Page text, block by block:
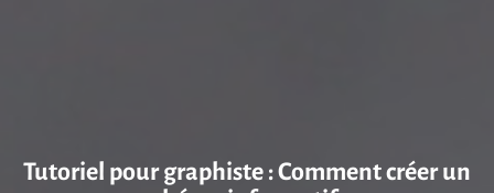
Tutoriel pour graphiste : Comment créer un